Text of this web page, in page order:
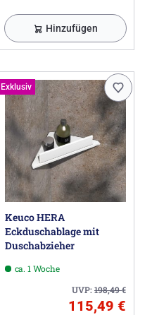
Hinzufügen
Exklusiv
Keuco HERA
Eckduschablage mit
Duschabzieher
ca. 1 Woche
UVP:198,49€
115,49 €